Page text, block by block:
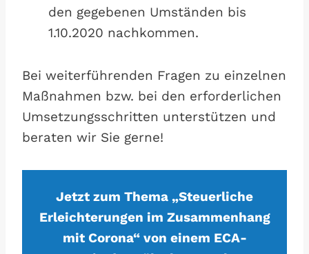
den gegebenen Umständen bis
1.10.2020 nachkommen.
Bei weiterführenden Fragen zu einzelnen
Maßnahmen bzw. bei den erforderlichen
Umsetzungsschritten unterstützen und
beraten wir Sie gerne!
Jetzt zum Thema „Steuerliche
Erleichterungen im Zusammenhang
mit Corona“ von einem ECA-